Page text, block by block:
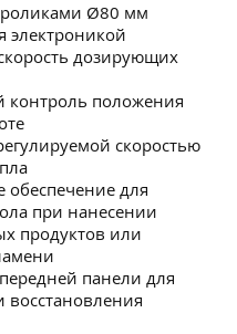
роликами Ø80 мм
электроникой
дозирующих
контроль положения
скоростью
обеспечение для
при нанесении
продуктов или
панели для
восстановления